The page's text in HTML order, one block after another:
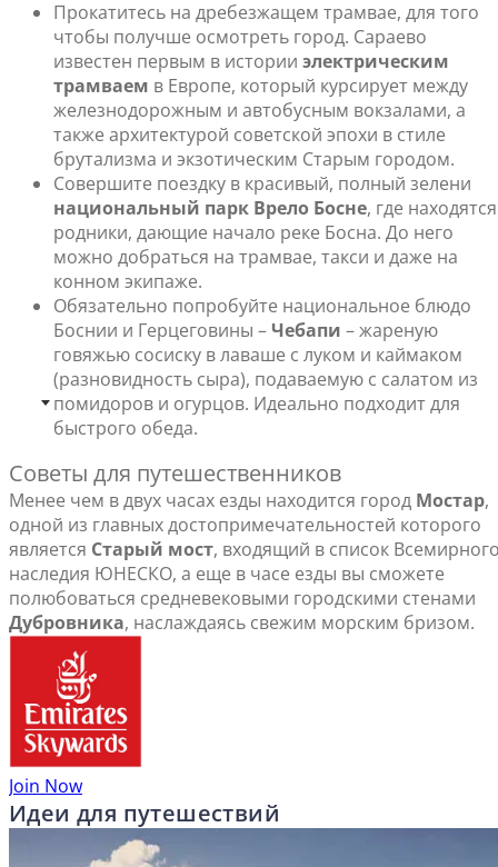
Прокатитесь на дребезжащем трамвае, для того
чтобы получше осмотреть город. Сараево
известен первым в истории электрическим
трамваем в Европе, который курсирует между
железнодорожным и автобусным вокзалами, а
также архитектурой советской эпохи в стиле
брутализма и экзотическим Старым городом.
Совершите поездку в красивый, полный зелени
национальный парк Врело Босне, где находятся
родники, дающие начало реке Босна. До него
можно добраться на трамвае, такси и даже на
конном экипаже.
Обязательно попробуйте национальное блюдо
Боснии и Герцеговины – Чебапи – жареную
говяжью сосиску в лаваше с луком и каймаком
(разновидность сыра), подаваемую с салатом из
помидоров и огурцов. Идеально подходит для
быстрого обеда.
Советы для путешественников
Менее чем в двух часах езды находится город Мостар,
одной из главных достопримечательностей которого
является Старый мост, входящий в список
наследия ЮНЕСКО, а еще в часе езды вы сможете
полюбоваться средневековыми городскими стенами
Дубровника, наслаждаясь свежим морским бризом.
Join Now
Идеи для путешествий